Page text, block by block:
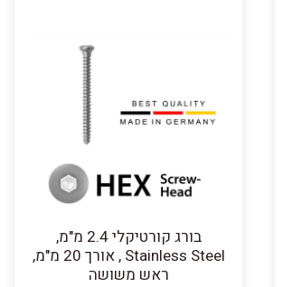
בורג קורטיקלי 2.4 מ"מ,
Stainless Steel , אורך 20 מ"מ,
ראש משושה